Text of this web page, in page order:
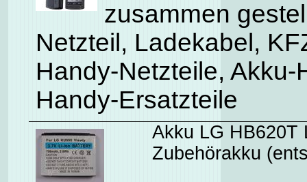
zusammen
Netzteil, Ladekabel,
Handy-Netzteile,
Handy-Ersatzteile
Akku LG HB620T
Zubehörakku